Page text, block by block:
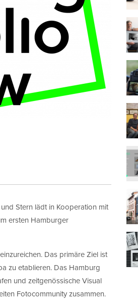
Stern lädt in Kooperation mit
ersten Hamburger
Das primäre Ziel ist
zu etablieren. Das Hamburg
und zeitgenössische Visual
Fotocommunity zusammen.